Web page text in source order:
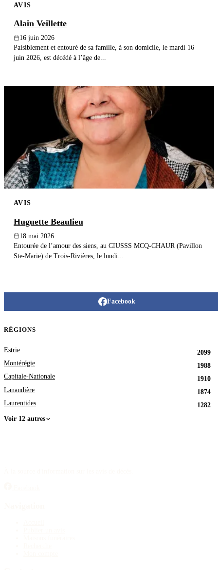
AVIS
Alain Veillette
16 juin 2026
Paisiblement et entouré de sa famille, à son domicile, le mardi 16
juin 2026, est décédé à l’âge de...
AVIS
Huguette Beaulieu
18 mai 2026
Entourée de l’amour des siens, au CIUSSS MCQ-CHAUR (Pavillon
Ste-Marie) de Trois-Rivières, le lundi...
Facebook
RÉGIONS
Estrie
2099
Montérégie
1988
Capitale-Nationale
1910
Lanaudière
1874
Laurentides
1282
Voir 12 autres